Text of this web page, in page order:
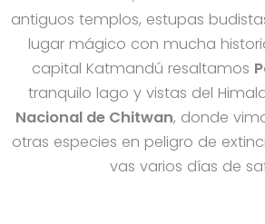
antiguos templos, estupas
lugar mágico con mucha
capital Katmandú resaltamos
tranquilo lago y vistas del
Nacional de Chitwan, donde
otras especies en peligro de
vas varios días de